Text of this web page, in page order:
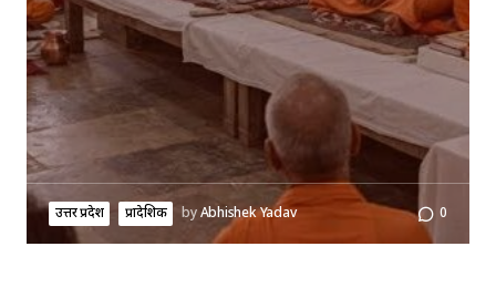
उत्तर प्रदेश प्रादेशिक byAbhishek Yadav 0